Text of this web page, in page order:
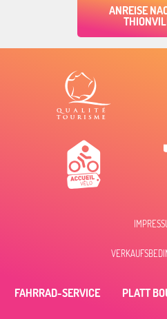
ANREISE
FAHRRAD-SERVICE PLATT